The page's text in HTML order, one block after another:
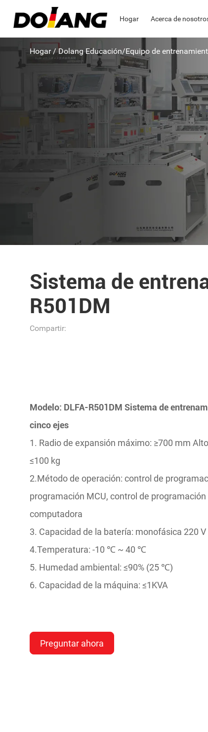
Hogar Acerca de
Hogar / Dolang Educación/Equipo de
Sistema de
R501DM
Compartir:
Modelo: DLFA-R501DM Sistema de
cinco ejes
1. Radio de expansión máximo: ≥700 mm
≤100 kg
2.Método de operación: control de
programación MCU, control de
computadora
3. Capacidad de la batería: monofásica 220 V
4.Temperatura: -10 ℃ ~ 40 ℃
5. Humedad ambiental: ≤90% (25 ℃)
6. Capacidad de la máquina: ≤1KVA
Preguntar ahora